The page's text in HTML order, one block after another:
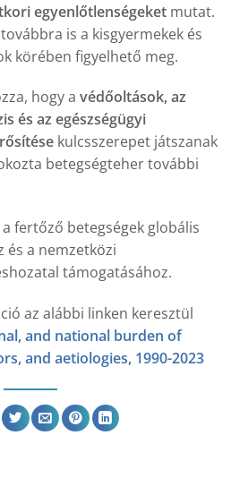
egyenlőtlenségeket mutat.
is a kisgyermekek és
körében figyelhető meg.
hogy a védőoltások, az
és az egészségügyi
kulcsszerepet játszanak
betegségteher további
fertőző betegségek globális
és a nemzetközi
támogatásához.
az alábbi linken keresztül
and national burden of
and aetiologies, 1990-2023